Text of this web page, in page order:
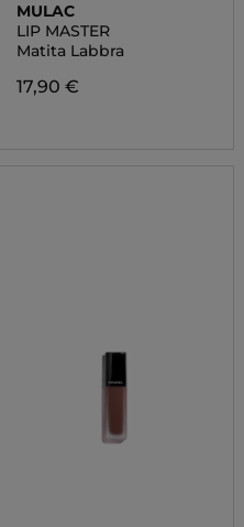
MULAC
LIP MASTER
Matita Labbra
17,90 €